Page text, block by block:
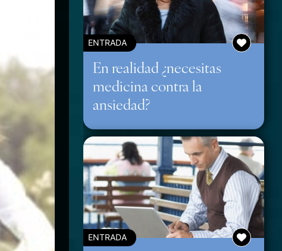
ENTRADA
En realidad ¿necesitas
medicina contra la
ansiedad?
ENTRADA